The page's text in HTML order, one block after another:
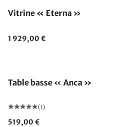
Vitrine « Eterna »
1 929,00 €
Table basse « Anca »
(1)
519,00 €